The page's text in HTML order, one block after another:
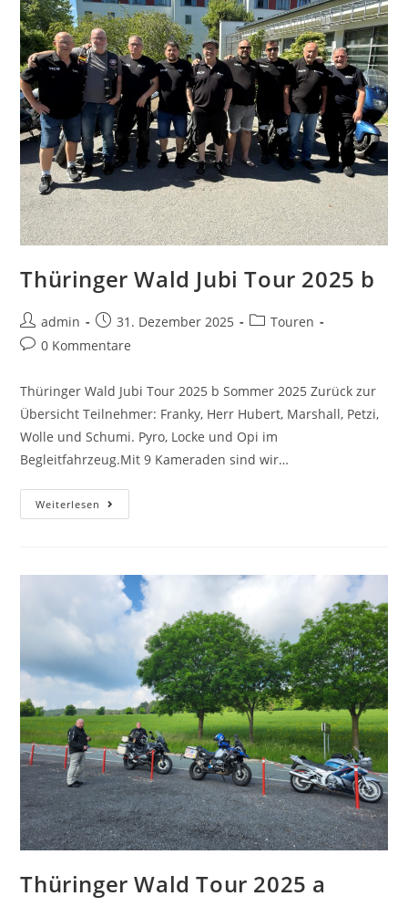
Thüringer Wald Jubi Tour 2025 b
admin 31. Dezember 2025
Touren
0 Kommentare
Thüringer Wald Jubi Tour 2025 b Sommer 2025 Zurück zur
Übersicht Teilnehmer: Franky, Herr Hubert, Marshall, Petzi,
Wolle und Schumi. Pyro, Locke und Opi im
Begleitfahrzeug.Mit 9 Kameraden sind wir…
Weiterlesen
Thüringer Wald Tour 2025 a